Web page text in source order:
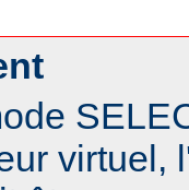
virtuel,